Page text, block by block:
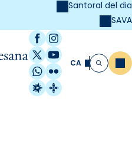
Santoral del dia
SAVA
Facebook
Instagram
X / Twitter
YouTube
WhatsApp
Flickr
Radio Estel
Catalunya
CA Cerca